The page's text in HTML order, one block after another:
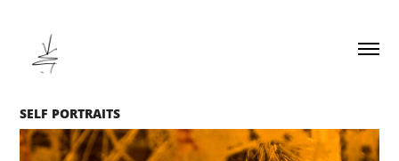
SELF PORTRAITS